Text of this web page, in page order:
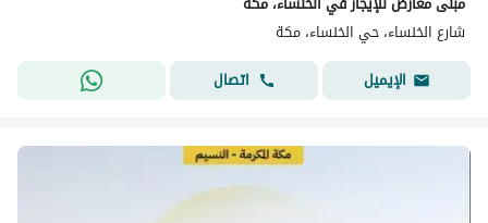
شارع الخنساء، حي الخنساء، مكة
الإيميل
اتصال